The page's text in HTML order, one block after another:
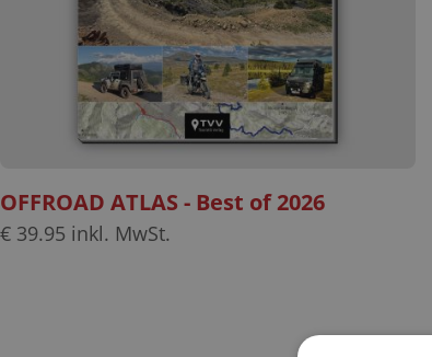
OFFROAD ATLAS - Best of 2026
€ 39.95 inkl. MwSt.